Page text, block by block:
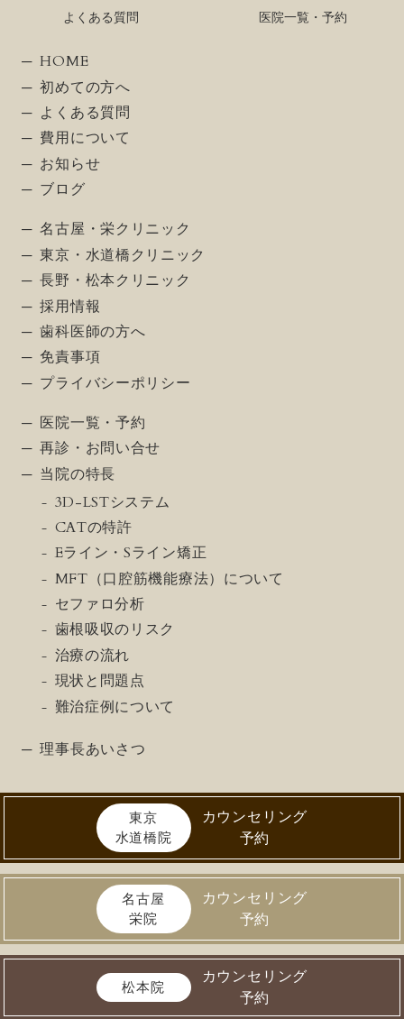
よくある質問
医院一覧・予約
HOME
初めての方へ
よくある質問
費用について
お知らせ
ブログ
名古屋・栄クリニック
東京・水道橋クリニック
長野・松本クリニック
採用情報
歯科医師の方へ
免責事項
プライバシーポリシー
医院一覧・予約
再診・お問い合せ
当院の特長
3D-LSTシステム
CATの特許
Eライン・Sライン矯正
MFT（口腔筋機能療法）について
セファロ分析
歯根吸収のリスク
治療の流れ
現状と問題点
難治症例について
理事長あいさつ
東京
水道橋院
カウンセリング
予約
名古屋
栄院
カウンセリング
予約
松本院
カウンセリング
予約